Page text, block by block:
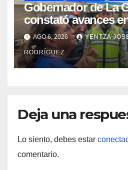
Gobernador de La
constató avances
rehabilitación del
Catia la Mar
AGO 6, 2026 YENTZA
RODRÍGUEZ
Deja una
Lo siento, debes estar
comentario.